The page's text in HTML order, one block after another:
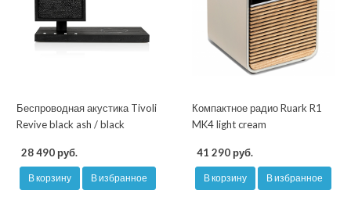
Беспроводная акустика Tivoli
Revive black ash / black
28 490 руб.
В корзину В избранное
Компактное радио Ruark R1
MK4 light cream
41 290 руб.
В корзину В избранное